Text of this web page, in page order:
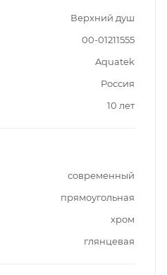
Верхний душ
00-01211555
Aquatek
Россия
10 лет
современный
прямоугольная
хром
глянцевая